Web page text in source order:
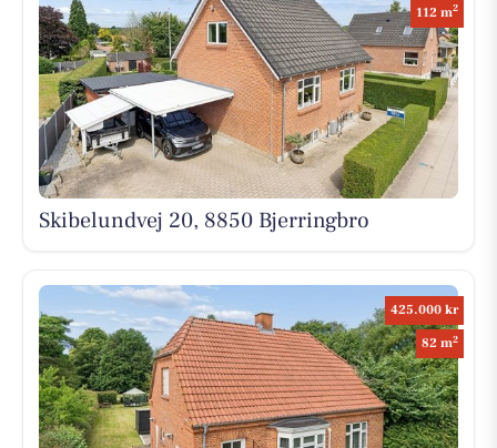
112 m2
Skibelundvej 20, 8850 Bjerringbro
425.000 kr
82 m2